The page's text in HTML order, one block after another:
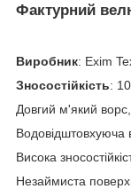
Фактурний
Виробник: Exim
Зносостійкість:
Довгий м'який
Водовідштовхуюча
Висока
Незаймиста